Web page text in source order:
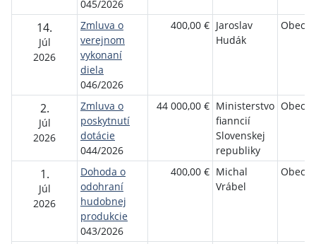
045/2026
14.
Júl
2026
Zmluva o
verejnom
vykonaní
diela
046/2026
400,00 € Jaroslav
Hudák
Obec
2.
Júl
2026
Zmluva o
poskytnutí
dotácie
044/2026
44 000,00 € Ministerstvo
fianncií
Slovenskej
republiky
Obec
1.
Júl
2026
Dohoda o
odohraní
hudobnej
produkcie
043/2026
400,00 € Michal
Vrábel
Obec